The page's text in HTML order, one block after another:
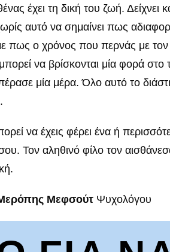
έχει τη δική του ζωή. Δείχνει
χωρίς αυτό να σημαίνει πως
πως ο χρόνος που περνάς με τον
να βρίσκονται μία φορά στο
μία μέρα. Όλο αυτό το
να έχεις φέρει ένα ή
Τον αληθινό φίλο τον
Μεφσούτ Ψυχολόγου